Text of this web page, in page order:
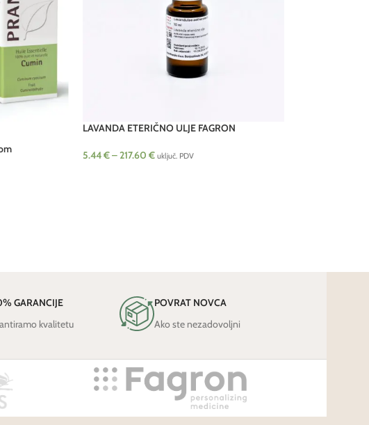
LAVANDA ETERIČNO ULJE FAGRON
5.44€–217.60 € uključ. PDV
GARANCIJE
kvalitetu
POVRAT NOVCA
Ako ste nezadovoljni